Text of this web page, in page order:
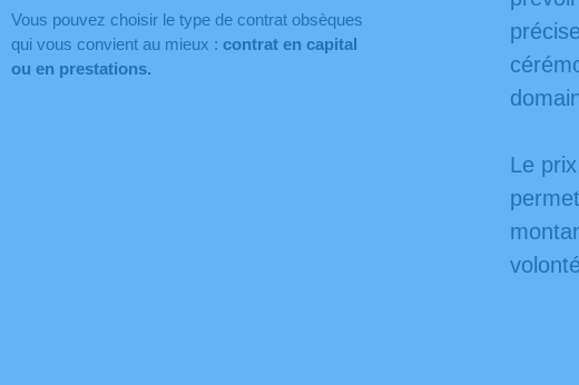
Vous pouvez choisir le type de contrat obsèques
qui vous convient au mieux : contrat en capital
ou en prestations.
Le